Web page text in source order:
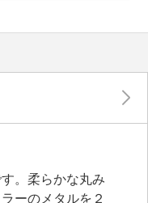
。柔らかな丸み
ーのメタルを２